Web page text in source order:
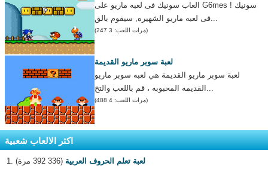
العاب سونيك فى لعبه ماريو على G6mes ! سونيك
فى لعبه ماريو الشهيره, سيقوم بالق...
(مرات اللعب: 3 247)
لعبة سوبر ماريو القديمة
لعبة سوبر ماريو القديمة هي لعبه سوبر ماريو
القديمه المحبوبه ، قم باللعب والتخ...
(مرات اللعب: 4 488)
اكثر الالعاب شعبية
لعبة تعلم الحروف العربية (336 392 مرة)